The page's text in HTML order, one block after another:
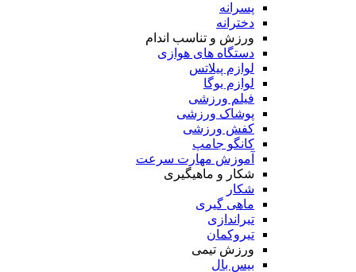
پسرانه
دخترانه
ورزش و تناسب اندام
دستگاه های هوازی
لوازم پیلاتس
لوازم یوگا
فیلم ورزشی
پوشاک ورزشی
کفش ورزشی
کانگو جامپ
آموزش مهارت سرعت
شکار و ماهیگیری
شکار
ماهی گیری
تیراندازی
تیروکمان
ورزش تیمی
بیس بال